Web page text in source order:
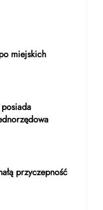
miejskich
przyczepność